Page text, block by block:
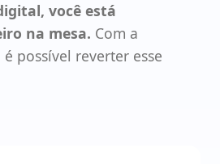
você está
na mesa. Com a
possível reverter esse